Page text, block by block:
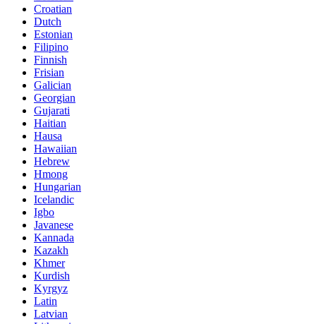
Croatian
Dutch
Estonian
Filipino
Finnish
Frisian
Galician
Georgian
Gujarati
Haitian
Hausa
Hawaiian
Hebrew
Hmong
Hungarian
Icelandic
Igbo
Javanese
Kannada
Kazakh
Khmer
Kurdish
Kyrgyz
Latin
Latvian